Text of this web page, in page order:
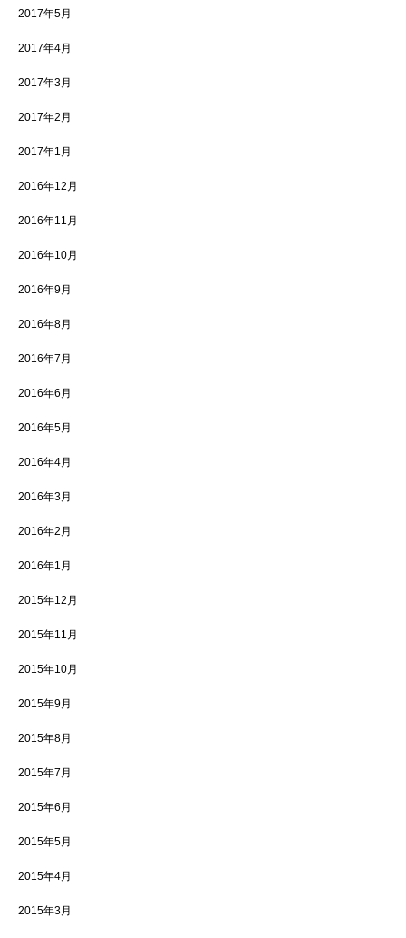
2017年5月
2017年4月
2017年3月
2017年2月
2017年1月
2016年12月
2016年11月
2016年10月
2016年9月
2016年8月
2016年7月
2016年6月
2016年5月
2016年4月
2016年3月
2016年2月
2016年1月
2015年12月
2015年11月
2015年10月
2015年9月
2015年8月
2015年7月
2015年6月
2015年5月
2015年4月
2015年3月